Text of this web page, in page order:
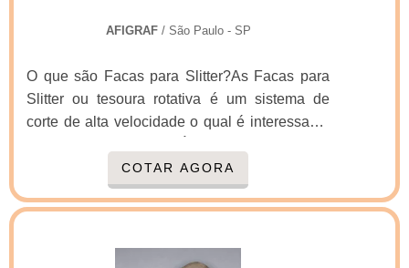
AFIGRAF/ São Paulo - SP
O que são Facas para Slitter?As Facas para
Slitter ou tesoura rotativa é um sistema de
corte de alta velocidade o qual é interessante
todas as Facas para Slitter obedeçam ao
mesmo diâmetro externo e que todos os itens
como facas de corte, anéis separadores e
de espessura, batimento lateral e
COTAR AGORA